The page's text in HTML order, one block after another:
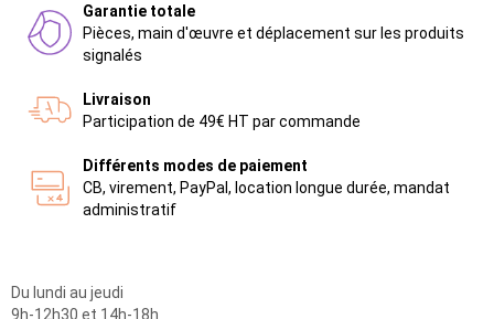
Garantie totale
Pièces, main d'œuvre et déplacement sur les produits
signalés
Livraison
Participation de 49€ HT par commande
Différents modes de paiement
CB, virement, PayPal, location longue durée, mandat
administratif
Du lundi au jeudi
9h-12h30 et 14h-18h